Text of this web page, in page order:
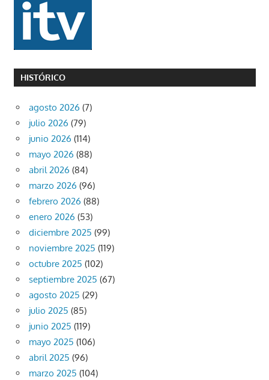
HISTÓRICO
agosto 2026 (7)
julio 2026 (79)
junio 2026 (114)
mayo 2026 (88)
abril 2026 (84)
marzo 2026 (96)
febrero 2026 (88)
enero 2026 (53)
diciembre 2025 (99)
noviembre 2025 (119)
octubre 2025 (102)
septiembre 2025 (67)
agosto 2025 (29)
julio 2025 (85)
junio 2025 (119)
mayo 2025 (106)
abril 2025 (96)
marzo 2025 (104)